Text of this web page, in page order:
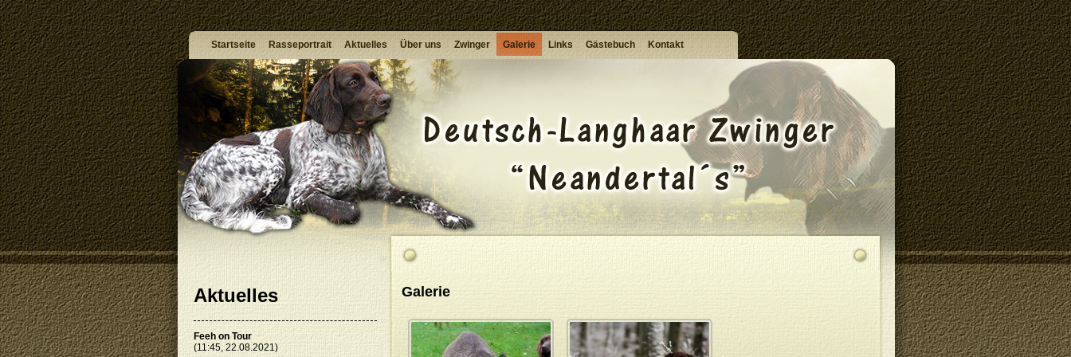
Startseite Rasseportrait Aktuelles Über uns Zwinger Galerie Links Gästebuch Kontakt
Aktuelles
Feeh on Tour
(11:45, 22.08.2021)
Galerie